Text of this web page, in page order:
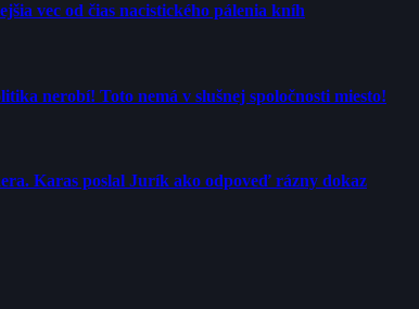
vec od čias nacistického pálenia kníh
nerobí! Toto nemá v slušnej spoločnosti miesto!
Karas poslal Jurík ako odpoveď rázny dokaz